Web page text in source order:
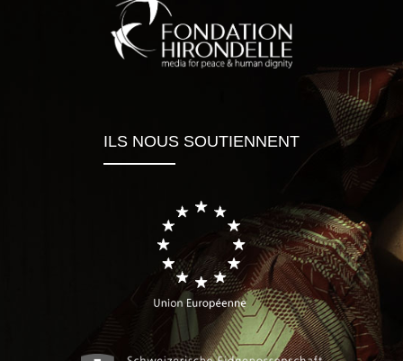
ILS NOUS SOUTIENNENT